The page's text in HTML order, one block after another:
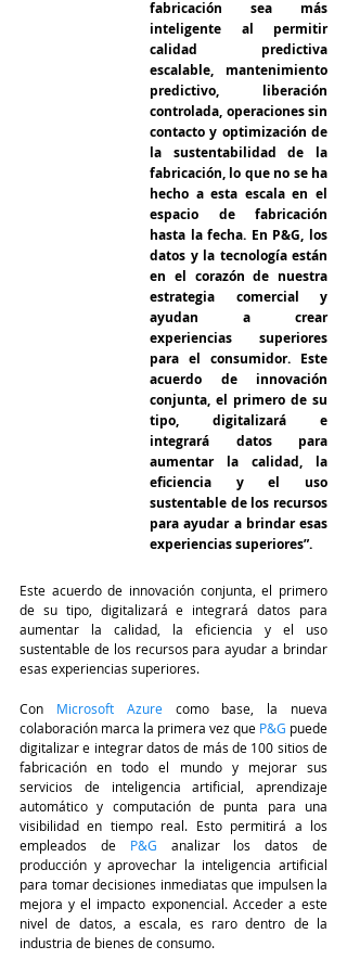
fabricación sea más
inteligente al permitir
calidad predictiva
escalable, mantenimiento
predictivo, liberación
controlada, operaciones sin
contacto y optimización de
la sustentabilidad de la
fabricación, lo que no se ha
hecho a esta escala en el
espacio de fabricación
hasta la fecha. En P&G, los
datos y la tecnología están
en el corazón de nuestra
estrategia comercial y
ayudan a crear
experiencias superiores
para el consumidor. Este
acuerdo de innovación
conjunta, el primero de su
tipo, digitalizará e
integrará datos para
aumentar la calidad, la
eficiencia y el uso
sustentable de los recursos
para ayudar a brindar esas
experiencias superiores”.
Este acuerdo de innovación conjunta, el primero
de su tipo, digitalizará e integrará datos para
aumentar la calidad, la eficiencia y el uso
sustentable de los recursos para ayudar a brindar
esas experiencias superiores.
Con Microsoft Azure como base, la nueva
colaboración marca la primera vez que P&G puede
digitalizar e integrar datos de más de 100 sitios de
fabricación en todo el mundo y mejorar sus
servicios de inteligencia artificial, aprendizaje
automático y computación de punta para una
visibilidad en tiempo real. Esto permitirá a los
empleados de P&G analizar los datos de
producción y aprovechar la inteligencia artificial
para tomar decisiones inmediatas que impulsen la
mejora y el impacto exponencial. Acceder a este
nivel de datos, a escala, es raro dentro de la
industria de bienes de consumo.